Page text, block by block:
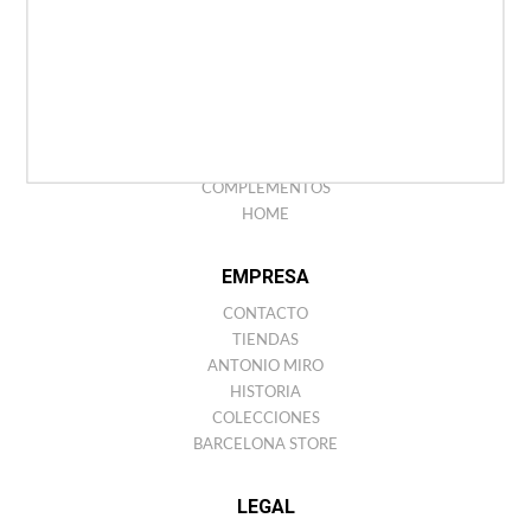
COMPLEMENTOS
HOME
EMPRESA
CONTACTO
TIENDAS
ANTONIO MIRO
HISTORIA
COLECCIONES
BARCELONA STORE
LEGAL